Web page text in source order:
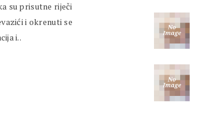
su prisutne riječi
i okrenuti se
i..